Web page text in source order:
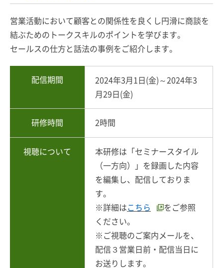
営業活動において顧客との関係性を良くし円滑に商談を
結ぶためのトークスキルのポイントを学びます。
セールスの仕方と話法の事例をご紹介します。
配信期間
2024年3月1日(金)～2024年3
月29日(金)
研修時間 2時間
視聴について
本研修は「セミナースタイル
（一方向）」を録画した内容
を編集し、配信しておりま
す。
※詳細はこちら
をご参照
ください。
※ご視聴のご案内メールを、
配信３営業日前・配信当日に
お送りします。